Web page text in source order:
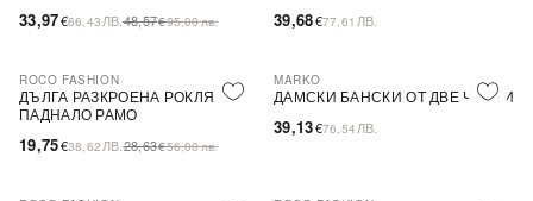
33,97€66,43 ЛВ.48,57€95,00лв. 39,68€77,61 ЛВ.
-31%
ROCO FASHION
ДЪЛГА РАЗКРОЕНА РОКЛЯ С
ПАДНАЛО РАМО
19,75€38,62 ЛВ.28,63€56,00лв.
MARKO
ДАМСКИ БАНСКИ ОТ ДВЕ ЧАСТИ
39,13€76,54 ЛВ.